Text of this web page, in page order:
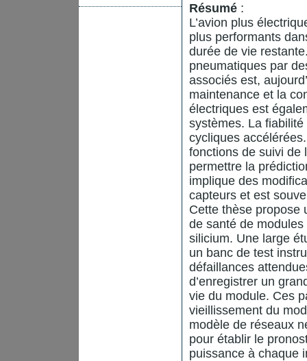
Résumé :
L’avion plus
plus performants
durée de vie
pneumatiques par
associés est,
maintenance et la
électriques est
systèmes. La
cycliques
fonctions de suivi de
permettre la
implique des
capteurs et est
Cette thèse propose
de santé de
silicium. Une large
un banc de test
défaillances
d’enregistrer un
vie du module. Ces
vieillissement du
modèle de réseaux
pour établir le
puissance à chaque